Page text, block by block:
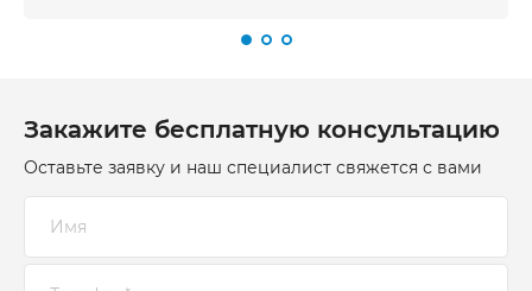
Закажите бесплатную консультацию
Оставьте заявку и наш специалист свяжется с вами